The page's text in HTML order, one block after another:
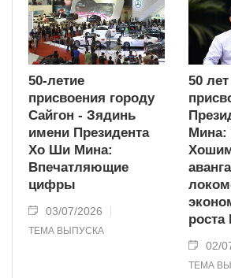
50-летие
присвоения городу
Сайгон - Зядинь
имени Президента
Хо Ши Мина:
Впечатляющие
цифры
03/07/2026
ТЕМА ВЫПУСКА
50
Мина:
роста
02/
ТЕМА